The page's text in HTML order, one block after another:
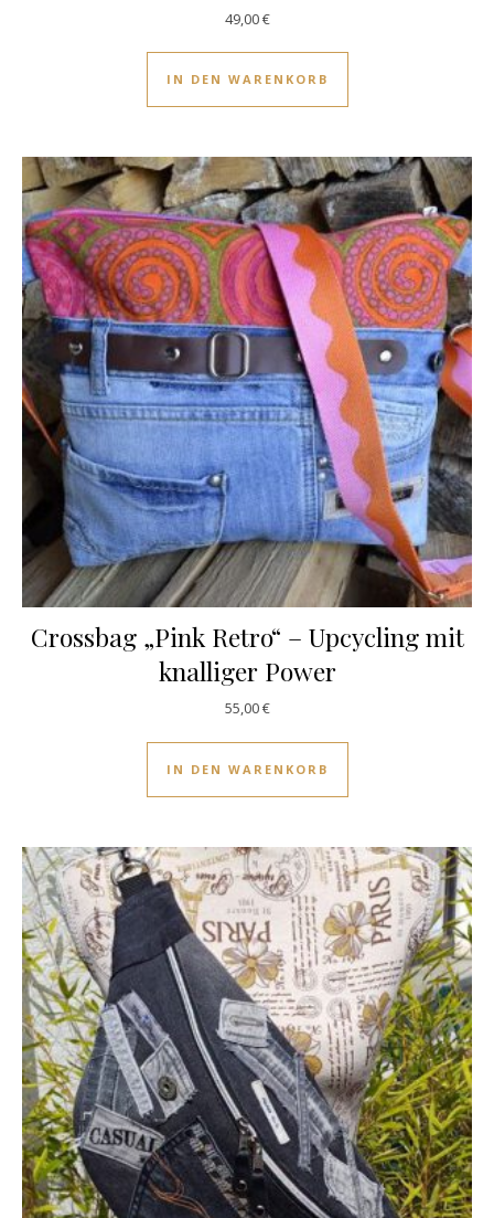
49,00€
IN DEN WARENKORB
Crossbag „Pink Retro“ – Upcycling mit
knalliger Power
55,00€
IN DEN WARENKORB